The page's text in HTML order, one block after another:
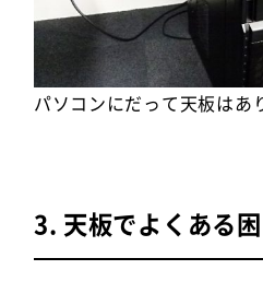
パソコンにだって天板はあ
3. 天板でよくある